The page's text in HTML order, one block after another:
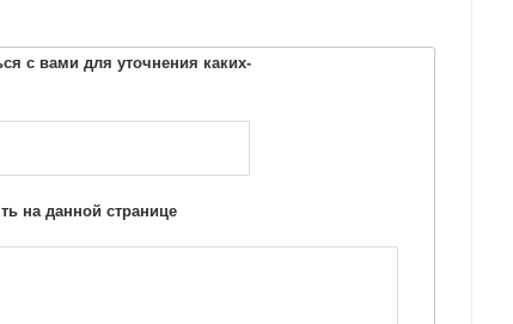
с вами для уточнения каких-
на данной странице